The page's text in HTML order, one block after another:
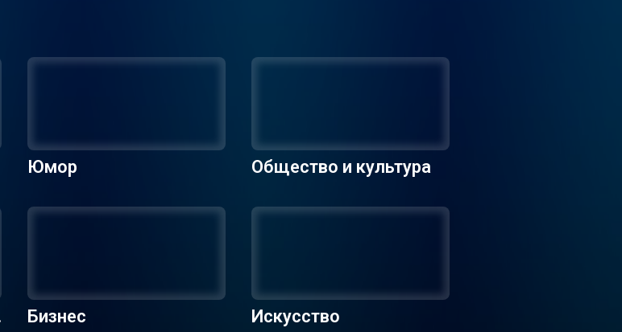
Юмор Общество и культура
Бизнес Искусство